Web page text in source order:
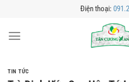
nội
Điện thoại:
TIN TỨC